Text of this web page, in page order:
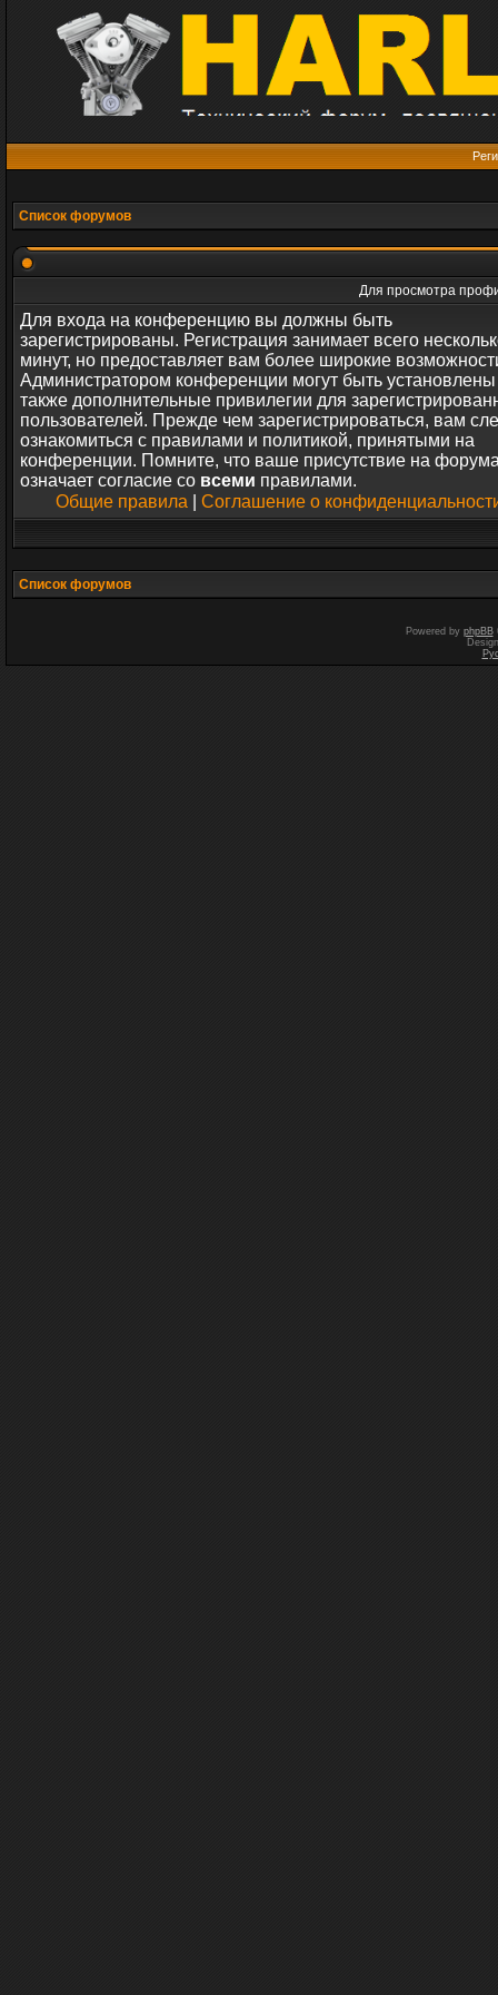
Список форумов
Для просмотра
Для входа на конференцию вы должны быть
зарегистрированы. Регистрация занимает всего
минут, но предоставляет вам более широкие
Администратором конференции могут быть установлены
также дополнительные привилегии для
пользователей. Прежде чем зарегистрироваться, вам
ознакомиться с правилами и политикой, принятыми на
конференции. Помните, что ваше присутствие на
означает согласие со всеми правилами.
Общие правила
Соглашение о
Список форумов
Powered by phpBB